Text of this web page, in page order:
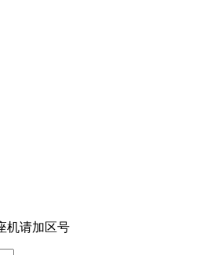
机请加区号